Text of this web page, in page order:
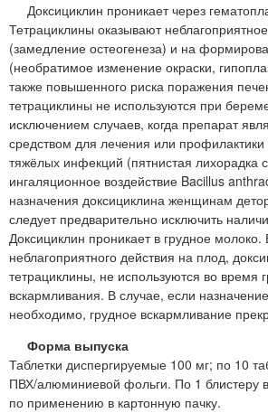
Доксициклин проникает через
Тетрациклины оказывают
(замедление остеогенеза) и на
(необратимое изменение окраски,
также повышенного риска поражения
тетрациклины не используются при
исключением случаев, когда препарат
средством для лечения или
тяжёлых инфекций (пятнистая лихорадка
ингаляционное воздействие Bacillus
назначения доксициклина женщинам
следует предварительно исключить
Доксициклин проникает в грудное молоко.
неблагоприятного действия на плод,
тетрациклины, не используются во время
вскармливания. В случае, если
необходимо, грудное вскармливание
Форма выпуска
Таблетки диспергируемые 100 мг; по 10
ПВХ/алюминиевой фольги. По 1 блистеру
по применению в картонную пачку.